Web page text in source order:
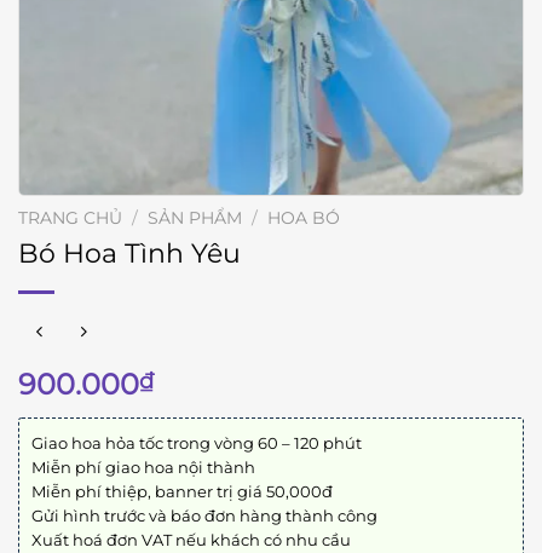
TRANG CHỦ / SẢN PHẨM / HOA BÓ
Bó Hoa Tình Yêu
900.000₫
Giao hoa hỏa tốc trong vòng 60 – 120 phút
Miễn phí giao hoa nội thành
Miễn phí thiệp, banner trị giá 50,000đ
Gửi hình trước và báo đơn hàng thành công
Xuất hoá đơn VAT nếu khách có nhu cầu